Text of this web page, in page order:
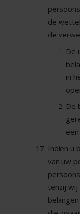
de
de
De
in
De
Indien u
van uw
tenzij wij